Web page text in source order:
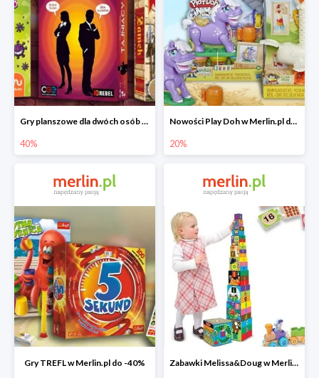
Gry planszowe dla dwóch osób w Merlin.pl do -40%
40%
Nowości Play Doh w Merlin.pl do -20%
20%
Gry TREFL w Merlin.pl do -40% Zabawki Melissa&Doug w Merlin.pl do -20%